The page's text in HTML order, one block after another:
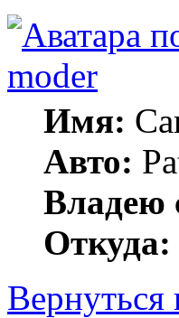
moder
Имя:
Авто:
Владею
Откуда:
Вернуться